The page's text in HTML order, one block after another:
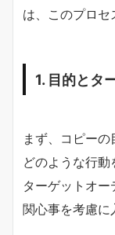
は、このプロセ
1. 目的とタ
まず、コピーの
どのような行動
ターゲットオ
関心事を考慮に